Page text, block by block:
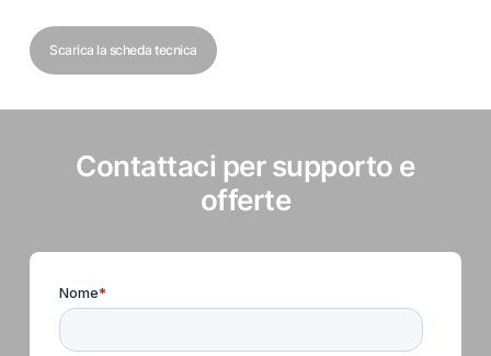
Scarica la scheda tecnica
Contattaci per supporto e
offerte